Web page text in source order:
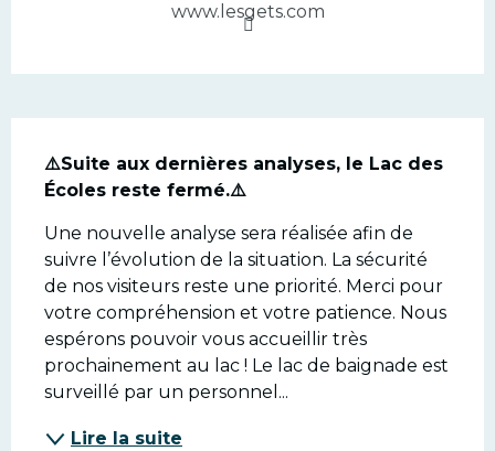
www.lesgets.com
Description
⚠️Suite aux dernières analyses, le Lac des
Écoles reste fermé.⚠️
Une nouvelle analyse sera réalisée afin de
suivre l’évolution de la situation. La sécurité
de nos visiteurs reste une priorité. Merci pour
votre compréhension et votre patience. Nous
espérons pouvoir vous accueillir très
prochainement au lac ! Le lac de baignade est
surveillé par un personnel...
Lire la suite